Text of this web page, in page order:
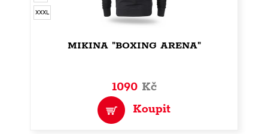
XXXL
MIKINA "BOXING ARENA"
1090 Kč
Koupit